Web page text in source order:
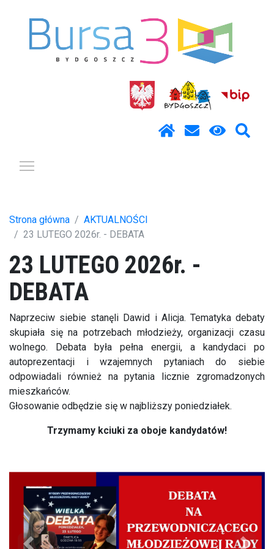
Strona główna
AKTUALNOŚCI
23 LUTEGO 2026r. - DEBATA
23 LUTEGO 2026r. -
DEBATA
Naprzeciw siebie stanęli Dawid i Alicja. Tematyka debaty
skupiała się na potrzebach młodzieży, organizacji czasu
wolnego. Debata była pełna energii, a kandydaci po
autoprezentacji i wzajemnych pytaniach do siebie
odpowiadali również na pytania licznie zgromadzonych
mieszkańców.
Głosowanie odbędzie się w najbliższy poniedziałek.
Trzymamy kciuki za oboje kandydatów!